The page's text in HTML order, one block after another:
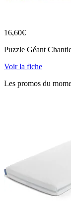
16,60€
Puzzle Géant
Voir la fiche
Les promos du